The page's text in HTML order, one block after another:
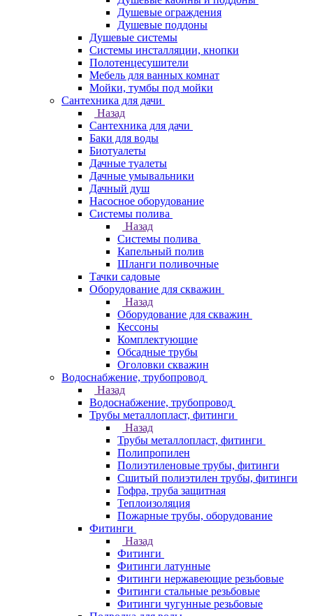
Душевые ограждения
Душевые поддоны
Душевые системы
Системы инсталляции, кнопки
Полотенцесушители
Мебель для ванных комнат
Мойки, тумбы под мойки
Сантехника для дачи
Назад
Сантехника для дачи
Баки для воды
Биотуалеты
Дачные туалеты
Дачные умывальники
Дачный душ
Насосное оборудование
Системы полива
Назад
Системы полива
Капельный полив
Шланги поливочные
Тачки садовые
Оборудование для скважин
Назад
Оборудование для скважин
Кессоны
Комплектующие
Обсадные трубы
Оголовки скважин
Водоснабжение, трубопровод
Назад
Водоснабжение, трубопровод
Трубы металлопласт, фитинги
Назад
Трубы металлопласт, фитинги
Полипропилен
Полиэтиленовые трубы, фитинги
Сшитый полиэтилен трубы, фитинги
Гофра, труба защитная
Теплоизоляция
Пожарные трубы, оборудование
Фитинги
Назад
Фитинги
Фитинги латунные
Фитинги нержавеющие резьбовые
Фитинги стальные резьбовые
Фитинги чугунные резьбовые